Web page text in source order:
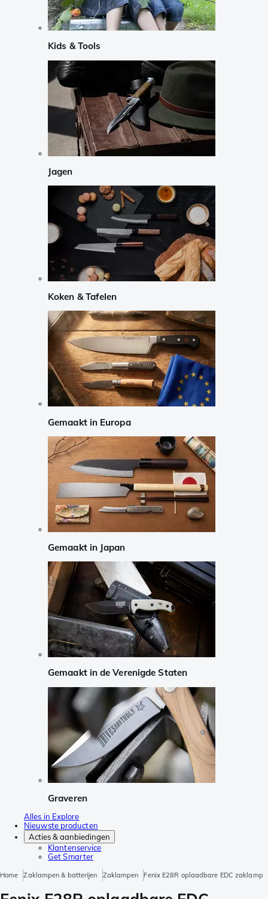
Kids & Tools
Jagen
Koken & Tafelen
Gemaakt in Europa
Gemaakt in Japan
Gemaakt in de Verenigde Staten
Graveren
Alles in Explore
Nieuwste producten
Acties & aanbiedingen
Klantenservice
Get Smarter
Home Zaklampen & batterijen Zaklampen Fenix E28R oplaadbare EDC zaklamp